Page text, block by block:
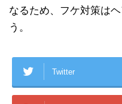
なるため、フケ対策は
う。
Twitter